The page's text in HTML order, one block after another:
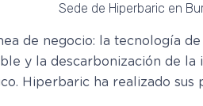
Sede de Hiperbaric en
de negocio: la tecnología de
y la descarbonización de
Hiperbaric ha realizado